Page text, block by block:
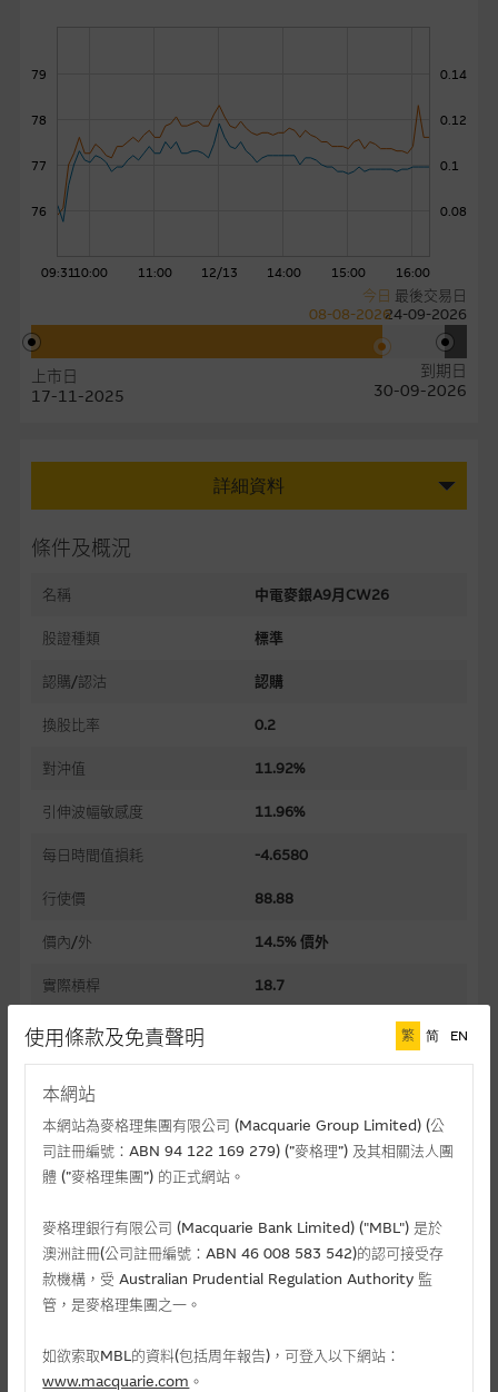
09:3110:00 11:00 12/13 14:00 15:00 16:00
0.08
0.1
0.12
0.14
76
77
78
79
上市日
17-11-2025
今日
08-08-2026
最後交易日
24-09-2026
到期日
30-09-2026
詳細資料
條件及概況
名稱 中電麥銀A9月CW26
股證種類 標準
認購/認沽 認購
換股比率 0.2
對沖值 11.92%
引伸波幅敏感度 11.96%
每日時間值損耗 -4.6580
行使價 88.88
價內/外 14.5% 價外
實際槓桿 18.7
過去30日正股歷史波幅
溢價 15.17%
引伸波幅 29.53%
上市日(日-月-年) 17/11/2025
最後交易日(日-月-年) 24/09/2026
每手(份)
使用條款及免責聲明 繁 简 EN
本網站
本網站為麥格理集團有限公司 (Macquarie Group Limited) (公
司註冊編號：ABN 94 122 169 279) (”麥格理”) 及其相關法人團
體 (”麥格理集團”) 的正式網站。
麥格理銀行有限公司 (Macquarie Bank Limited) ("MBL") 是於
澳洲註冊(公司註冊編號：ABN 46 008 583 542)的認可接受存
款機構，受 Australian Prudential Regulation Authority 監
管，是麥格理集團之一。
如欲索取MBL的資料(包括周年報告)，可登入以下網站：
www.macquarie.com 。